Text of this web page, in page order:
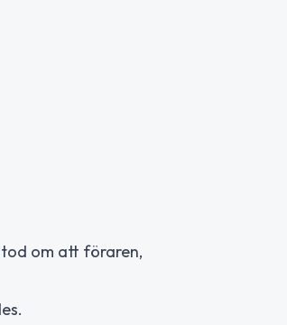
om att föraren,